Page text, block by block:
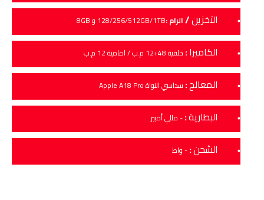
التخزين/الرام :128/256/512GB/1TB و 8GB
الكاميرا: خلفية 48+12 م.ب / امامية 12 م.ب
المعالج: سداسي النواة Apple A18 Pro
البطارية:- مللي أمبير
الشحن:- واط